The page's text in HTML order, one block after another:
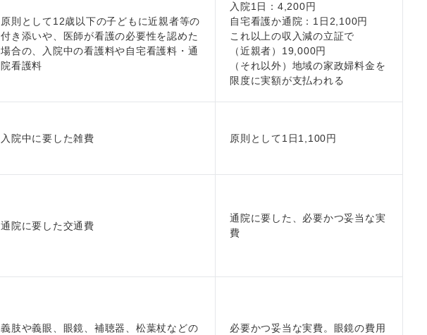
原則として12歳以下の子どもに近親者等の
付き添いや、医師が看護の必要性を認めた
場合の、入院中の看護料や自宅看護料・通
院看護料
入院1日：4,200円
自宅看護か通院：1日2,100円
これ以上の収入減の立証で
（近親者）19,000円
（それ以外）地域の家政婦料金を
限度に実額が支払われる
入院中に要した雑費 原則として1日1,100円
通院に要した交通費
通院に要した、必要かつ妥当な実
費
義肢や義眼、眼鏡、補聴器、松葉杖などの
必要かつ妥当な実費。眼鏡の費用